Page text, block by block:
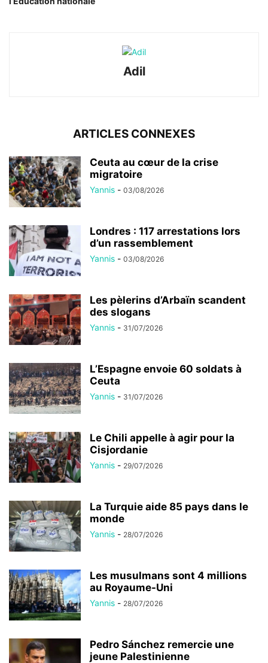
Adil
ARTICLES CONNEXES
Ceuta au cœur de la crise
migratoire
Yannis - 03/08/2026
Londres : 117 arrestations lors
d’un rassemblement
Yannis - 03/08/2026
Les pèlerins d’Arbaïn scandent
des slogans
Yannis - 31/07/2026
L’Espagne envoie 60 soldats à
Ceuta
Yannis - 31/07/2026
Le Chili appelle à agir pour la
Cisjordanie
Yannis - 29/07/2026
La Turquie aide 85 pays dans le
monde
Yannis - 28/07/2026
Les musulmans sont 4 millions
au Royaume-Uni
Yannis - 28/07/2026
Pedro Sánchez remercie une
jeune Palestinienne